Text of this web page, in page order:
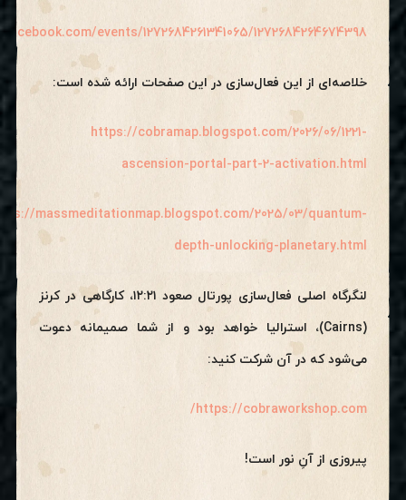
events/1272684261341065/1272684264674398/
خلاصه‌ای از این فعال‌سازی در این صفحات ارائه شده است:
https://cobramap.blogspot.com/2026/06/1221-
ascension-portal-part-2-activation.html
massmeditationmap.blogspot.com/2025/03/quantum-
depth-unlocking-planetary.html
لنگرگاه اصلی فعال‌سازی پورتال صعود ۱۲:۲۱، کارگاهی در کرنز
(Cairns)، استرالیا خواهد بود و از شما صمیمانه دعوت
می‌شود که در آن شرکت کنید:
https://cobraworkshop.com/
پیروزی از آنِ نور است!